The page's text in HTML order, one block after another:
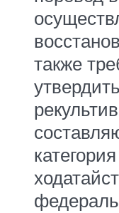
также